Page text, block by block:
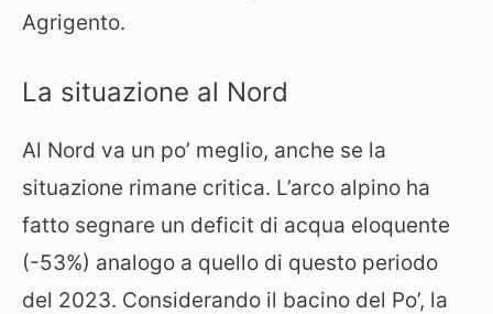
Agrigento.
La situazione al Nord
Al Nord va un po’ meglio, anche se la
situazione rimane critica. L’arco alpino ha
fatto segnare un deficit di acqua eloquente
(-53%) analogo a quello di questo periodo
del 2023. Considerando il bacino del Po’, la